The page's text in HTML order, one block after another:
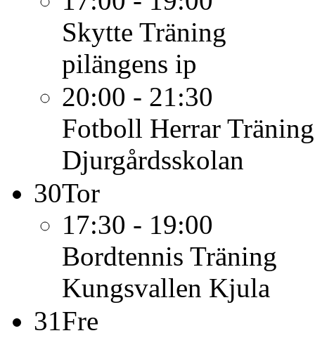
Skytte Träning
pilängens ip
20:00 - 21:30
Fotboll Herrar Träning
Djurgårdsskolan
30Tor
17:30 - 19:00
Bordtennis Träning
Kungsvallen Kjula
31Fre